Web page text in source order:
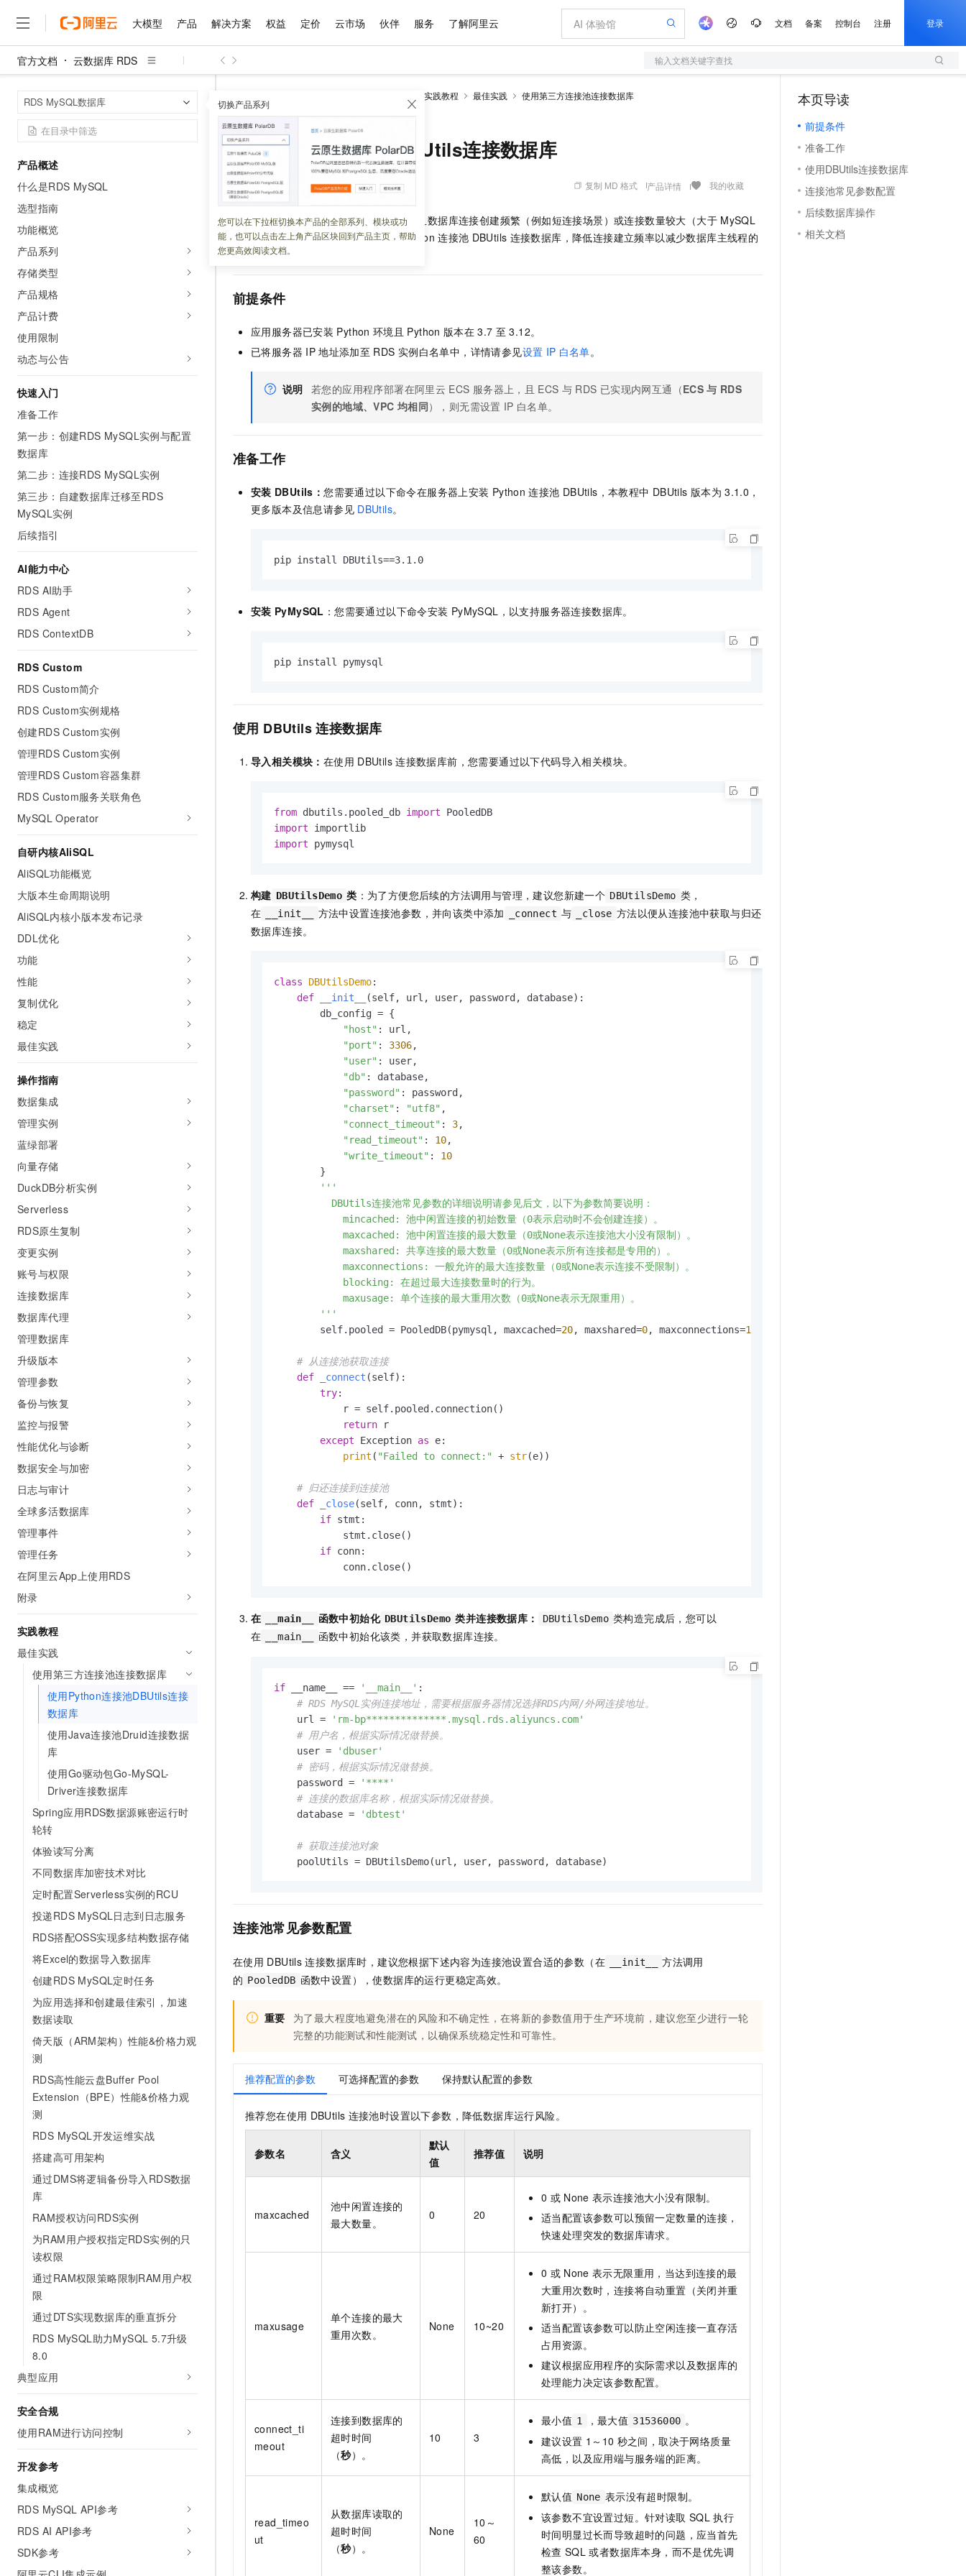
大模型 产品 解决方案 权益 定价 云市场 伙伴 服务 了解阿里云 文档 备案 控制台 注册 登录
官方文档 云数据库 RDS 输入文档关键字查找
RDS MySQL数据库 切换产品系列
您可以在下拉框切换本产品的全部系列、模块或功
能，也可以点击左上角产品区块回到产品主页，帮助
您更高效阅读文档。
产品概述
什么是RDS MySQL
选型指南
功能概览
产品系列
存储类型
产品规格
产品计费
使用限制
动态与公告
快速入门
准备工作
第一步：创建RDS MySQL实例与配置
数据库
第二步：连接RDS MySQL实例
第三步：自建数据库迁移至RDS
MySQL实例
后续指引
AI能力中心
RDS AI助手
RDS Agent
RDS ContextDB
RDS Custom
RDS Custom简介
RDS Custom实例规格
创建RDS Custom实例
管理RDS Custom实例
管理RDS Custom容器集群
RDS Custom服务关联角色
MySQL Operator
自研内核AliSQL
AliSQL功能概览
大版本生命周期说明
AliSQL内核小版本发布记录
DDL优化
功能
性能
复制优化
稳定
最佳实践
操作指南
数据集成
管理实例
蓝绿部署
向量存储
DuckDB分析实例
Serverless
RDS原生复制
变更实例
账号与权限
连接数据库
数据库代理
管理数据库
升级版本
管理参数
备份与恢复
监控与报警
性能优化与诊断
数据安全与加密
日志与审计
全球多活数据库
管理事件
管理任务
在阿里云App上使用RDS
附录
实践教程
最佳实践
使用第三方连接池连接数据库
使用Python连接池DBUtils连接
数据库
使用Java连接池Druid连接数据
库
使用Go驱动包Go-MySQL-
Driver连接数据库
Spring应用RDS数据源账密运行时
轮转
体验读写分离
不同数据库加密技术对比
定时配置Serverless实例的RCU
投递RDS MySQL日志到日志服务
RDS搭配OSS实现多结构数据存储
将Excel的数据导入数据库
创建RDS MySQL定时任务
为应用选择和创建最佳索引，加速
数据读取
倚天版（ARM架构）性能&价格力观
测
RDS高性能云盘Buffer Pool
Extension（BPE）性能&价格力观
测
RDS MySQL开发运维实战
搭建高可用架构
通过DMS将逻辑备份导入RDS数据
库
RAM授权访问RDS实例
为RAM用户授权指定RDS实例的只
读权限
通过RAM权限策略限制RAM用户权
限
通过DTS实现数据库的垂直拆分
RDS MySQL助力MySQL 5.7升级
8.0
典型应用
安全合规
使用RAM进行访问控制
开发参考
集成概览
RDS MySQL API参考
RDS AI API参考
SDK参考
实践教程 最佳实践
使用第三方连接池连接数据库
使用Python连接池DBUtils连接数据库
使用Python连接池DBUtils连接数据库
更新时间：2024-10-16 03:33:59 复制 MD 格式 产品详情 我的收藏
如果您的应用侧主要使用 Python 语言，且数据库连接创建频繁（例如短连接场景）或连接数量较大（大于 MySQL
数据库的连接数限制），您可以使用 Python 连接池 DBUtils 连接数据库，降低连接建立频率以减少数据库主线程的
开销。
前提条件
应用服务器已安装 Python 环境且 Python 版本在 3.7 至 3.12。
已将服务器 IP 地址添加至 RDS 实例白名单中，详情请参见设置 IP 白名单。
说明 若您的应用程序部署在阿里云 ECS 服务器上，且 ECS 与 RDS 已实现内网互通（ECS 与 RDS
实例的地域、VPC 均相同），则无需设置 IP 白名单。
准备工作
安装 DBUtils：您需要通过以下命令在服务器上安装 Python 连接池 DBUtils，本教程中 DBUtils 版本为 3.1.0，
更多版本及信息请参见 DBUtils。
pip install DBUtils==3.1.0
安装 PyMySQL ：您需要通过以下命令安装 PyMySQL，以支持服务器连接数据库。
pip install pymysql
使用 DBUtils 连接数据库
导入相关模块： 在使用 DBUtils 连接数据库前，您需要通过以下代码导入相关模块。
from dbutils.pooled_db import
import
import pymysql
构建 DBUtilsDemo 类 ：为了方便您后续的方法调用与管理，建议您新建一个 DBUtilsDemo 类，
在
__init__ 方法中设置连接池参数，并向该类中添加 _connect 与 _close 方法以便从连接池中获取与归还
数据库连接。
class DBUtilsDemo:
def
__init__ (self, url, user, password, database):
        db_config = {
"host" : url,
"port" : 3306,
"user" : user,
"db" : database,
"password" : password,
"charset" : "utf8" ,
"connect_timeout" : 3,
"read_timeout" : 10,
"write_timeout" : 10
        }
'''
          DBUtils连接池常见参数的详细说明请参见后文，以下为参数简要说明：
            mincached: 池中闲置连接的初始数量（0表示启动时不会创建连接）。
            maxcached: 池中闲置连接的最大数量（0或None表示连接池大小没有限制）。
            maxshared: 共享连接的最大数量（0或None表示所有连接都是专用的）。
            maxconnections: 一般允许的最大连接数量（0或None表示连接不受限制）。
            blocking: 在超过最大连接数量时的行为。
            maxusage: 单个连接的最大重用次数（0或None表示无限重用）。
        '''
        self.pooled = PooledDB(pymysql, maxcached=
20, maxshared=0, maxconnections=100
# 从连接池获取连接
def
_connect (self):
try:
            r = self.pooled.connection()
return r
except Exception as e:
print ( "Failed to connect:" + str(e))
# 归还连接到连接池
def
_close(self, conn, stmt):
if stmt:
            stmt.close()
if conn:
            conn.close()
在 __main__ 函数中初始化 DBUtilsDemo 类并连接数据库： DBUtilsDemo 类构造完成后，您可以
在
__main__ 函数中初始化该类，并获取数据库连接。
if __name__ == '__main__' :
# RDS MySQL实例连接地址，需要根据服务器情况选择RDS内网/外网连接地址。
    url =
'rm-bp**************.mysql.rds.aliyuncs.com'
# 用户名，根据实际情况做替换。
    user =
'dbuser'
# 密码，根据实际情况做替换。
    password =
'****'
# 连接的数据库名称，根据实际情况做替换。
    database =
'dbtest'
# 获取连接池对象
    poolUtils = DBUtilsDemo(url, user, password, database)
连接池常见参数配置
在使用 DBUtils 连接数据库时，建议您根据下述内容为连接池设置合适的参数（在 __init__
方法调用
的 PooledDB 函数中设置），使数据库的运行更稳定高效。
重要
为了最大程度地避免潜在的风险和不确定性，在将新的参数值用于生产环境前，建议您至少进行一轮
完整的功能测试和性能测试，以确保系统稳定性和可靠性。
推荐配置的参数 可选择配置的参数 保持默认配置的参数
推荐您在使用 DBUtils 连接池时设置以下参数，降低数据库运行风险。
参数名 含义
默认
值
推荐值 说明
maxcached
池中闲置连接的
最大数量。
0 20
0 或 None 表示连接池大小没有限制。
适当配置该参数可以预留一定数量的连接，
快速处理突发的数据库请求。
maxusage
单个连接的最大
重用次数。
None 10~20
0 或 None 表示无限重用，当达到连接的最
大重用次数时，连接将自动重置（关闭并重
新打开）。
适当配置该参数可以防止空闲连接一直存活
占用资源。
建议根据应用程序的实际需求以及数据库的
处理能力决定该参数配置。
connect_ti
meout
连接到数据库的
超时时间
（秒）。
10 3
最小值 1 ，最大值 31536000 。
建议设置 1～10 秒之间，取决于网络质量
高低，以及应用端与服务端的距离。
read_timeo
ut
从数据库读取的
超时时间
（秒）。
None
10～
60
默认值 None 表示没有超时限制。
该参数不宜设置过短。针对读取 SQL 执行
时间明显过长而导致超时的问题，应当首先
检查 SQL 或者数据库本身，而不是优先调
整该参数。
本页导读
前提条件
准备工作
使用DBUtils连接数据库
连接池常见参数配置
后续数据库操作
相关文档
大模型
大模型服务平台百炼
大模型
文本生成
Qwen3.8-Max HOT
智能体时代全能旗舰模型
视觉 Coding、空间感知、多模态思考等全面升级
Kimi-K3 NEW
Kimi 最新旗舰模型，长程编程与推理利器
1M上下文，专为长程任务能力而生
图片和视频生成
HappyHorse-1.1-T2V
让文字生成流畅细腻的高质量视频
语音识别与合成
Qwen3-TTS-Flash
大模型服务
千问AI平台-Token Plan NEW
千问AI平台-模型体验
Happy 系列大模型
AI 应用构建
大模型服务平台百炼-应用模版
大模型原生应用
快速部署 Dify，高效搭建 AI 应用
在企业官网、通讯软件中为客户提供 AI 客服
10分钟微调：让0.6B模型媲美235B模型 多模态数据信息提取
产品
精选产品
人工智能与机器学习
容器
存储
网络与CDN
安全
中间件
数据库
媒体服务
企业服务与云通信
域名与网站
终端用户计算
Serverless
开发工具
迁移与运维管理
精选产品
大模型服务平台百炼
大模型服务与应用平台
千问大模型
多元化、高性能、安全可靠的大模型服务
无影云电脑
随时随地安全接入的云上超级电脑
云解析DNS
云原生大数据计算服务 MaxCompute
面向分析的企业级SaaS模式云数据仓库
域名与网站
对象存储 OSS
一站式AI开发、训练和推理服务
Qoder CN
面向真实软件的智能体编程平台
云原生数据库 PolarDB
轻量应用服务器
数字证书管理服务（原SSL证书）
实现全站HTTPS，呈现可信的WEB访问
短信服务
大数据开发治理平台 DataWorks
解决方案
精选解决方案
AI
大数据
现代化应用
网络
可观测
上云与迁云
企业出海
政企业务
精选解决方案
千问办公，解锁你的工作新方式
企业级Agent产品，直接交付可用成果
Agency Agents：拥有专属领域专家
多领域专家智能体,一键组建 AI 虚拟交付团队
HappyHorse 打造一站式影视创作平台
快速拥有专属 OpenClaw
睿译宝，AI翻译排版一步到位
GLM-5.2：长任务时代开源旗舰模型
自主进化，持久记忆，越用越聪明
Claude Code + GStack 打造工程团队
从聊天伙伴进化为能主动干活的本地数字员工
低代码高效构建企业门户网站
一句话生成原生可编辑精美 PPT 文稿
输入一句话想法, 轻松生成专业的 PPT
一键部署幻兽帕鲁游戏服务器
一键购买专属联机服务器，轻松开启游戏
漫剧工坊：一站式动画创作平台
快速生产连贯的高质量长漫剧
10 分钟搭建微信、支付宝小程序
权益 普惠上云
普惠上云 官方力荐
云服务器38元/年起，超值低价云产品抢先购
官方推荐返现计划
推荐新用户得奖励，单订单最高返9万
云工开物
高校专属算力普惠，学生认证享300元代金券
免费试用
解决方案免费试用 新老同享
最高领取价值200元试用点，立即开启云上创新
AI 产品 免费试用
1亿+ 大模型 tokens 和 30+ 款产品免费体验
产品新客免费试用，最长12个月
大模型ACA认证体验
AI 特惠
智启 AI 普惠权益
阿里云 OPC 创新助力计划
至高百万元 Token 补贴，加速一人公司成长
Qwen3.8-Max 首发尝鲜，限时加量 10 倍，夜间低至2折
千问办公，限时限量积分加倍 NEW
Night Plan 支持 Qwen 3.8-Max
夜间 5 折，Qwen/Meoo/TokenPlan 客户专享
AI 场景体验
图文、视频一站生成，高效打造优质广告素材
AI 建站
AI智能应用，一键激活高效办公新体验
自动承接线索、识别商机，让客服更高效、服务更出色。
AI 活动
AI 生产力先锋
先锋实践拓展 AI 生产力的边界
飞天发布时刻
所见，即是所愿
AI 实训营
从基础到进阶，Agent 创客手把手教你
定价 产品定价
了解云产品的定价详情
云上成本管理
管理和优化成本
价格计算器
自助选配和估算价格
价格优势
推动算力普惠，释放技术红利
配置报价器
阿里云 OPC 创新助力计划
Token 补贴，五大权
益加速 OPC 成功
云市场 精选商城
网站建设
多端小程序
Salesforce 国际版订阅
友盟天域
观测云
Tuya 物联网平台阿里云版
电子合同
Tableau 订阅
AI空中课堂在线直播课堂（旗舰版）
开发者生态解决方案
AI 开发和 AI 应用解决方案
数据与 API
数据集
身份实名认证
短信
OCR 文字识别
发票查验
企业应用
CRM
OA 办公系统
广告营销
基础软件
Docker
JAVA
全能环境
模板小程序
专业服务
公司注册
上云迁移
代维服务
伙伴 成为销售伙伴
分销伙伴
咨询伙伴
销售伙伴合作计划
Salesforce On Alibaba Cloud
Consulting Partner 合作计划
AI 大模型销售与服务生态合作计划
成为产品伙伴
产品生态集成认证中心
产品生态伙伴工作台
产品伙伴合作计划
数据库合作计划
云网络合作计划
Salesforce On Alibaba Cloud ISV 合作
服务伙伴合作计划
Al MaaS 服务伙伴赋能合作
伙伴信用分合作计划
更多支持
合作伙伴培训与认证
查询合作伙伴
服务 售前咨询
在线服务
售后服务
自助服务
工单服务
短信专区
企业增值服务
企业支持计划
企业增值服务台
服务实践
阿里云认证
官网公告
开发者社区
镜像站
我要反馈
了解阿里云 为什么选择阿里云
什么是云计算
技术领先
稳定可靠
安全合规
分析师报告
研究报告与白皮书
天池大赛
云开发大赛
最佳实践
云上春晚
云栖战略参考
云上的中国
看见新力量
金融模力时刻
市场活动
活动全景
魔搭 ModelScope
科研合作
加入我们
校园招聘